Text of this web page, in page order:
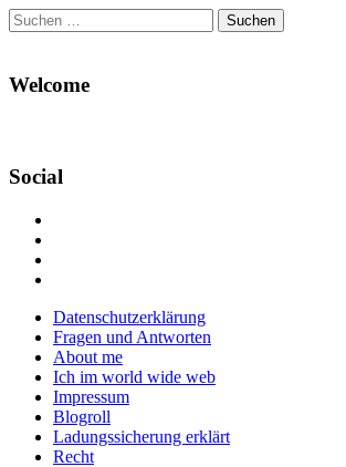
Suchen
nach:
Welcome
Social
Facebook
anzeigen
Twitter
anzeigen
auf
Instagram
anzeigen
Main
menu
Skip
content
Datenschutzerklärung
Fragen und Antworten
About me
Ich im world wide web
Impressum
Blogroll
Ladungssicherung erklärt
Recht